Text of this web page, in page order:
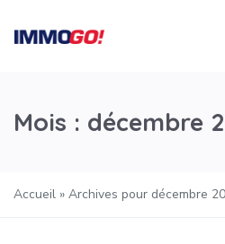
Mois : décembre
Accueil » Archives pour décembre